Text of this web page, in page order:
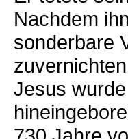
Nachdem
sonderbare
Jesus